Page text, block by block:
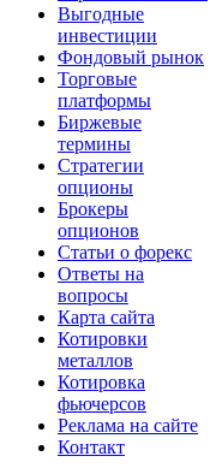
Выгодные
инвестиции
Фондовый рынок
Торговые
платформы
Биржевые
термины
Стратегии
опционы
Брокеры
опционов
Статьи о форекс
Ответы на
вопросы
Карта сайта
Котировки
металлов
Котировка
фьючерсов
Реклама на сайте
Контакт